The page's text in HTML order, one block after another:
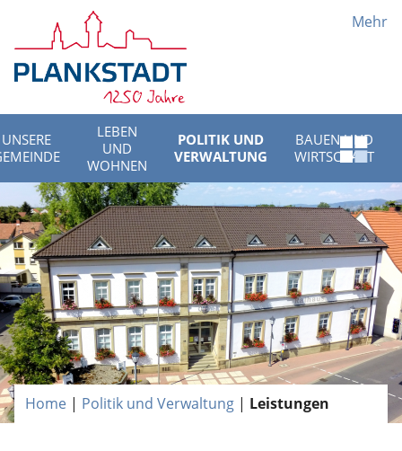
Mehr
UNSERE
LEBEN
UND
WOHNEN
POLITIK UND
VERWALTUNG
BAUEN UND
WIRTSCHAFT
Menü
öffnen
Home | Politik und Verwaltung | Leistungen